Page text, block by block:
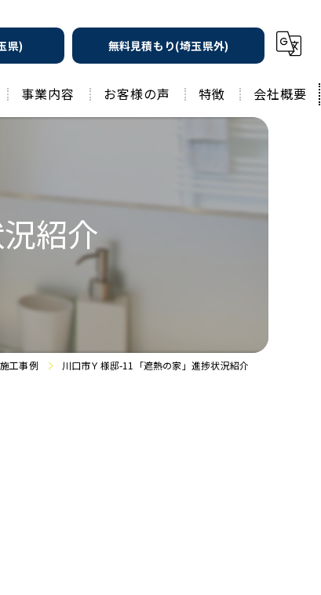
県) 無料見積もり(埼玉県外)
事業内容 お客様の声 特徴
工務店
水回り
会社概要
紹介
工事例 川口市Ｙ様邸-11「遮熱の家」進捗状況紹介